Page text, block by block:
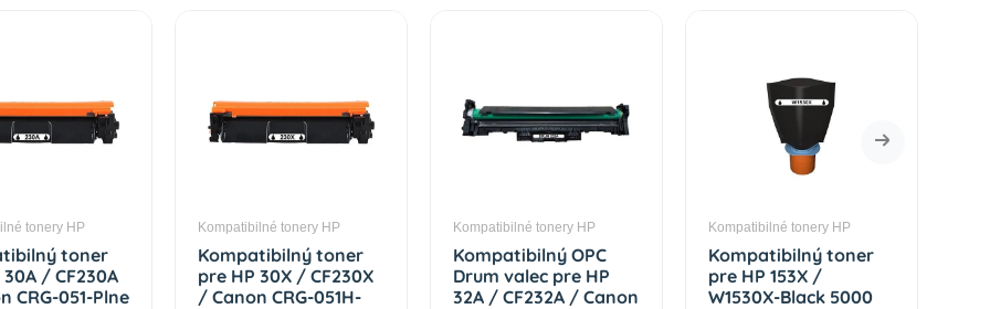
tonery HP
toner
/ CF230A
CRG-051-Plne
Kompatibilné tonery HP
Kompatibilný toner
pre HP 30X / CF230X
/ Canon CRG-051H-
Kompatibilné tonery HP
Kompatibilný OPC
Drum valec pre HP
32A / CF232A / Canon
Kompatibilné tonery HP
Kompatibilný toner
pre HP 153X /
W1530X-Black 5000